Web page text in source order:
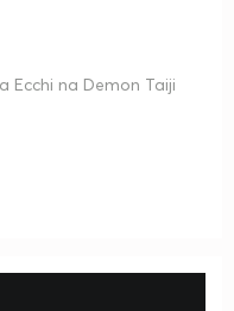
Ecchi na Demon Taiji